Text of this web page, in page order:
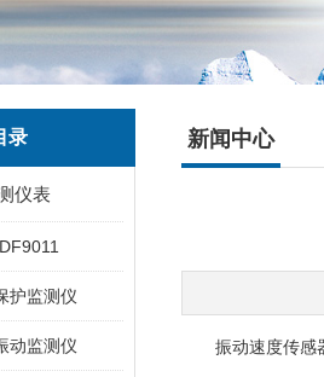
录
仪表
护监测仪
动监测仪
新闻中心
振动速度传感器